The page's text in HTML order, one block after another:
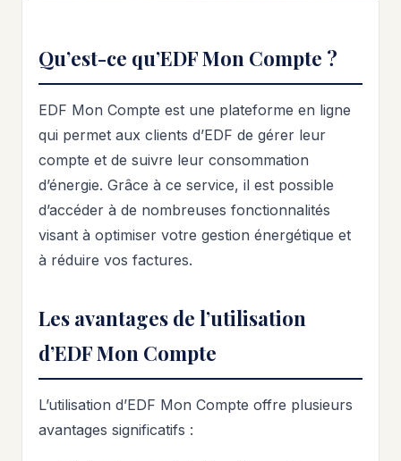
Qu’est-ce qu’EDF Mon Compte ?
EDF Mon Compte est une plateforme en ligne
qui permet aux clients d’EDF de gérer leur
compte et de suivre leur consommation
d’énergie. Grâce à ce service, il est possible
d’accéder à de nombreuses fonctionnalités
visant à optimiser votre gestion énergétique et
à réduire vos factures.
Les avantages de l’utilisation
d’EDF Mon Compte
L’utilisation d’EDF Mon Compte offre plusieurs
avantages significatifs :